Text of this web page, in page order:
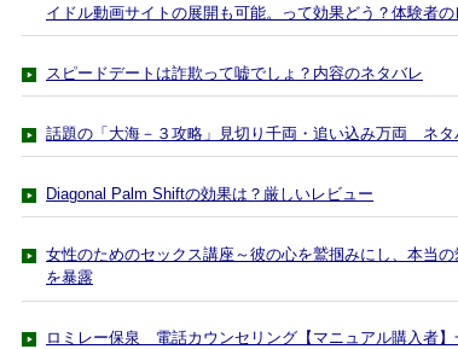
イドル動画サイトの展開も可能。って効果どう？体験者の
スピードデートは詐欺って嘘でしょ？内容のネタバレ
話題の「大海－３攻略」見切り千両・追い込み万両 ネ
Diagonal Palm Shiftの効果は？厳しいレビュー
女性のためのセックス講座～彼の心を鷲掴みにし、本当
を暴露
ロミレー保泉 電話カウンセリング【マニュアル購入者